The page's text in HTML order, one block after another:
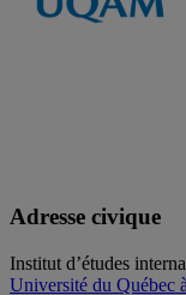
Adresse civique
Institut d’études
Université du Québec